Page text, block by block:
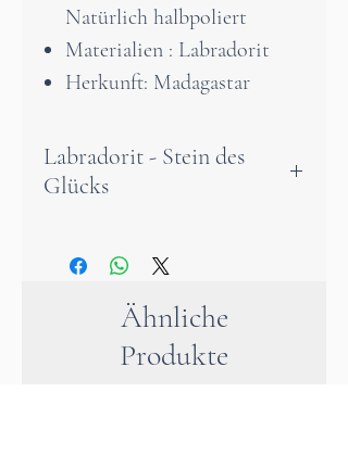
Natürlich halbpoliert
Materialien : Labradorit
Herkunft: Madagastar
Labradorit - Stein des
Glücks
unverzichtbarer Schutzstein.
Er wirkt wie ein Schild und
absorbiert schädliche
Energien, um Sie im Alltag zu
Ähnliche
Produkte